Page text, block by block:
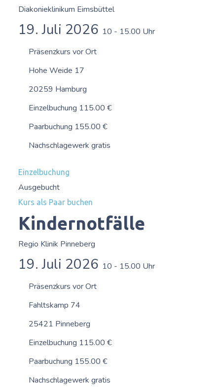
Diakonieklinikum Eimsbüttel
19. Juli 2026 10 - 15.00 Uhr
Präsenzkurs vor Ort
Hohe Weide 17
20259 Hamburg
Einzelbuchung 115.00 €
Paarbuchung 155.00 €
Nachschlagewerk gratis
Einzelbuchung
Ausgebucht
Kurs als Paar buchen
Kindernotfälle
Regio Klinik Pinneberg
19. Juli 2026 10 - 15.00 Uhr
Präsenzkurs vor Ort
Fahltskamp 74
25421 Pinneberg
Einzelbuchung 115.00 €
Paarbuchung 155.00 €
Nachschlagewerk gratis